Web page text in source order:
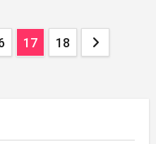
17 18